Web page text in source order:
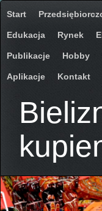
Start
Edukacja Rynek
Publikacje Hobby
Aplikacje Kontakt